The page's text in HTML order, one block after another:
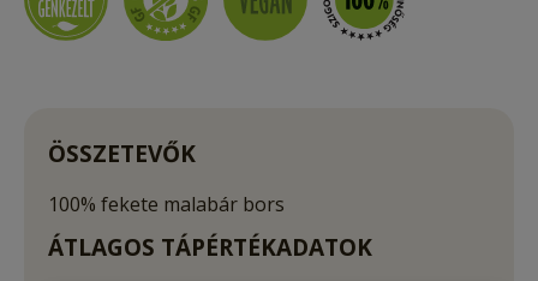
ÖSSZETEVŐK
100% fekete malabár bors
ÁTLAGOS TÁPÉRTÉKADATOK